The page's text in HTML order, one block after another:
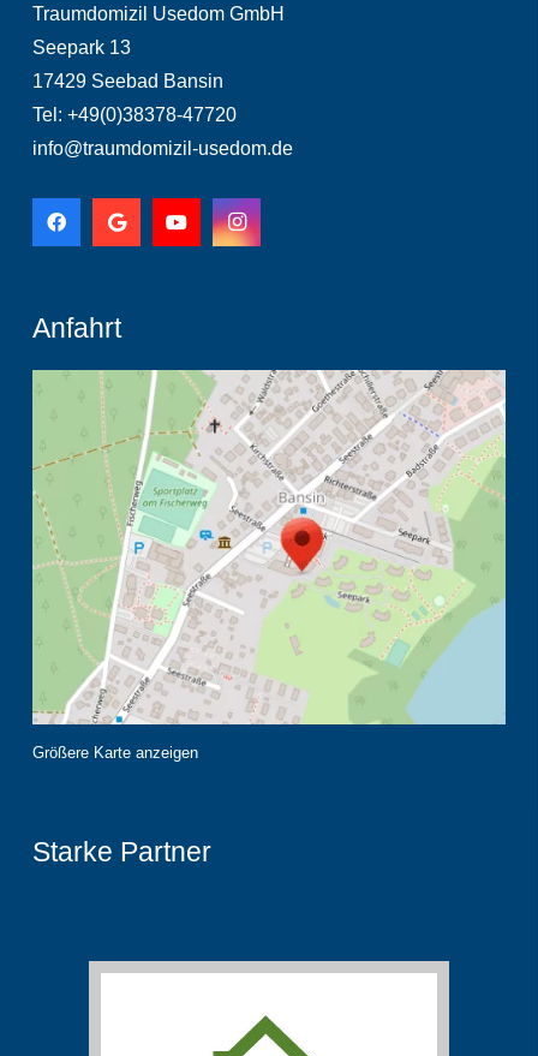
Traumdomizil Usedom GmbH
Seepark 13
17429 Seebad Bansin
Tel: +49(0)38378-47720
info@traumdomizil-usedom.de
Anfahrt
Größere Karte anzeigen
Starke Partner